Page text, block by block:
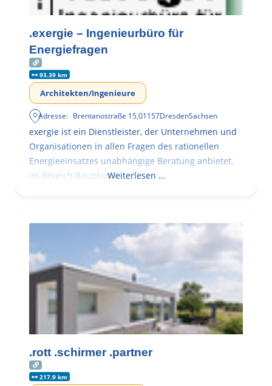
.exergie – Ingenieurbüro für
Energiefragen
93.39 km
Architekten/Ingenieure
Adresse: Brentanostraße 15,01157DresdenSachsen
exergie ist ein Dienstleister, der Unternehmen und
Organisationen in allen Fragen des rationellen
Energieeinsatzes unabhängige Beratung anbietet.
Im Bereich BauphysikWeiterlesen …
.rott .schirmer .partner
217.9 km